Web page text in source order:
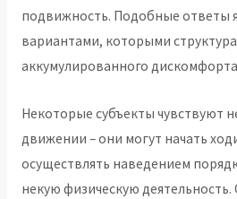
подвижность. Подобные ответы
вариантами, которыми
аккумулированного
Некоторые субъекты чувствуют
движении – они могут начать
осуществлять наведением
некую физическую деятельность.